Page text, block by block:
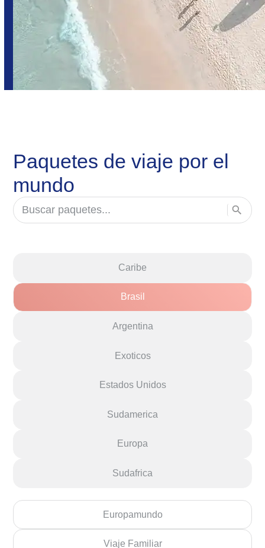
Paquetes de viaje por el
mundo
Caribe
Brasil
Argentina
Exoticos
Estados Unidos
Sudamerica
Europa
Sudafrica
Europamundo
Viaje Familiar